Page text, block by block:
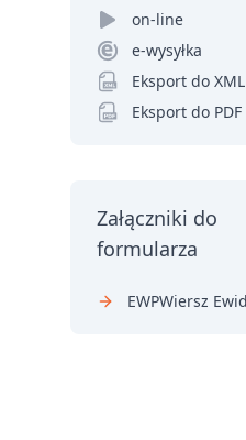
on-line
e-wysyłka
Eksport do XML
Eksport do PDF
Załączniki do
formularza